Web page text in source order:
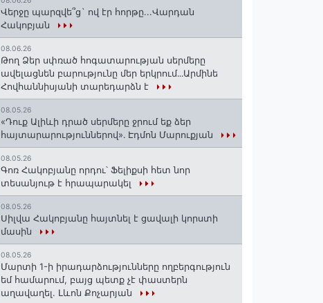
Վերջը պարզվե՞ց` ով էր հորթը...Վարդան
Հակոբյան
08.06.26
Թող Ձեր սփռած հոգատարության սերմերը
ավելացնեն բարությունը մեր երկրում․․․Արմինե
Հովհաննիսյանի տարեդարձն է
08.05.26
«Դուք Ալիևի դրած սերմերը ջրում եք ձեր
հայտարարություններով»․ Էդմոն Մարուքյան
08.05.26
Գոռ Հակոբյանը որդու՝ Ֆելիքսի հետ նոր
տեսանյութ է հրապարակել
08.05.26
Սիլվա Հակոբյանը հայտնել է ցավալի կորստի
մասին
08.05.26
Մարտի 1-ի իրադարձությունները ողբերգություն
եմ համարում, բայց պետք չէ փաստերն
աղավաղել. Լևոն Քոչարյան